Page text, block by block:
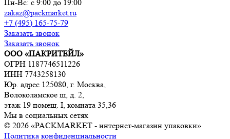
Пн-Вс: с 9:00 до 19:00
zakaz@packmarket.ru
+7 (495) 165-75-79
Заказать звонок
Заказать звонок
ООО «ПАКРИТЕЙЛ»
ОГРН 1187746511226
ИНН 7743258130
Юр. адрес 125080, г. Москва,
Волоколамское ш, д. 2,
этаж 19 помещ. I, комната 35,36
Мы в социальных сетях
© 2026 «PACKMARKET - интернет-магазин упаковки»
Политика конфиденциальности